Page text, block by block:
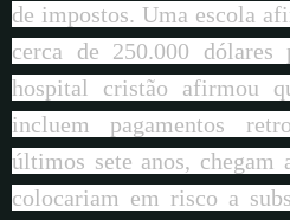
de impostos. Uma escola
cerca de 250.000 dólares
hospital cristão afirmou
incluem pagamentos
últimos sete anos, chegam
colocariam em risco a